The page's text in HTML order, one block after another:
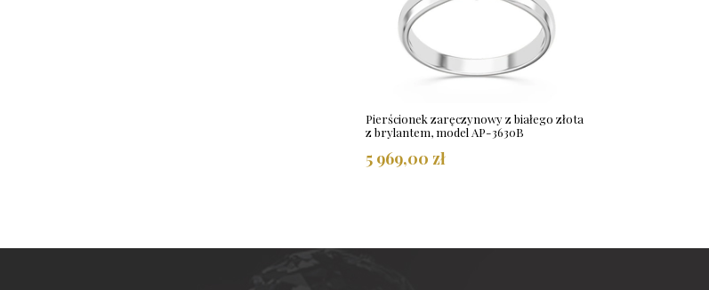
Pierścionek zaręczynowy z białego złota
z brylantem, model AP-3630B
5 969,00 zł